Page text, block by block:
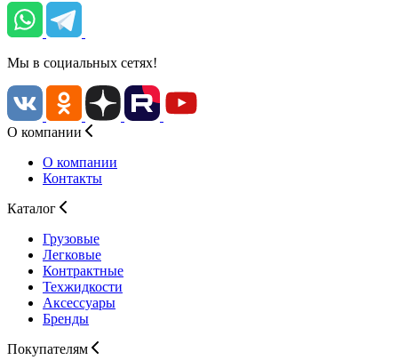
Мы в социальных сетях!
О компании
О компании
Контакты
Каталог
Грузовые
Легковые
Контрактные
Техжидкости
Аксессуары
Бренды
Покупателям